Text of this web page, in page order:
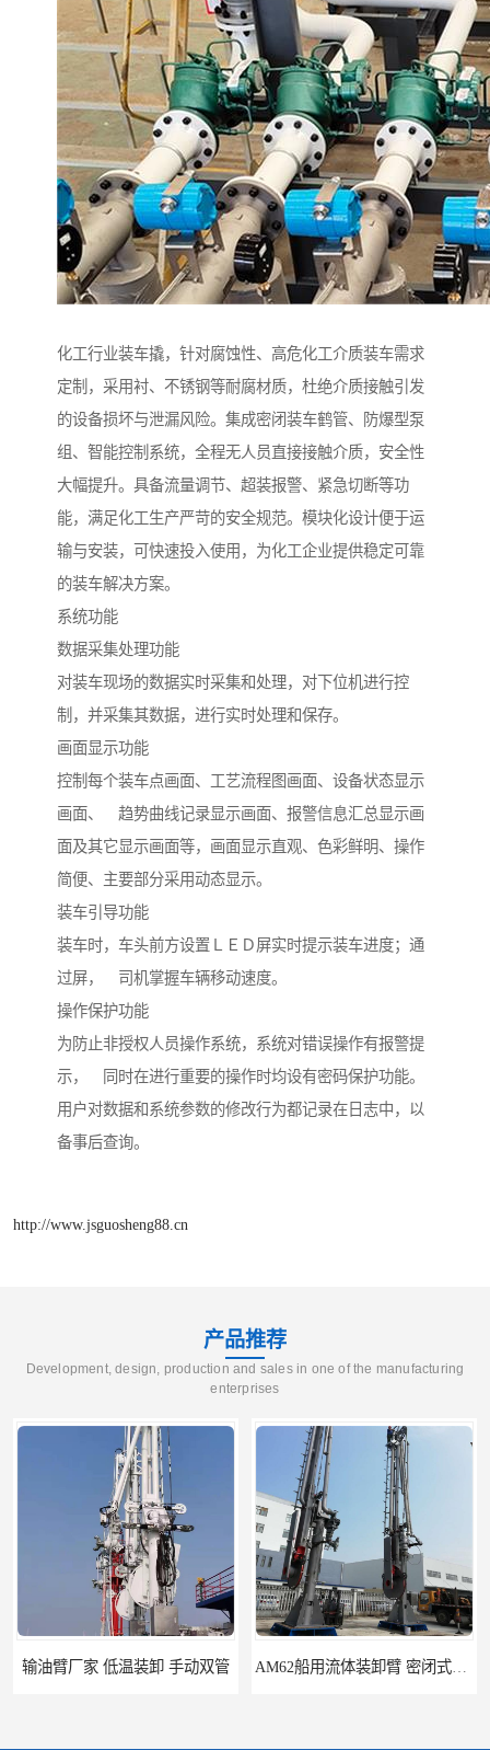
化工行业装车撬，针对腐蚀性、高危化工介质装车需求
定制，采用衬、不锈钢等耐腐材质，杜绝介质接触引发
的设备损坏与泄漏风险。集成密闭装车鹤管、防爆型泵
组、智能控制系统，全程无人员直接接触介质，安全性
大幅提升。具备流量调节、超装报警、紧急切断等功
能，满足化工生产严苛的安全规范。模块化设计便于运
输与安装，可快速投入使用，为化工企业提供稳定可靠
的装车解决方案。
系统功能
数据采集处理功能
对装车现场的数据实时采集和处理，对下位机进行控
制，并采集其数据，进行实时处理和保存。
画面显示功能
控制每个装车点画面、工艺流程图画面、设备状态显示
画面、 趋势曲线记录显示画面、报警信息汇总显示画
面及其它显示画面等，画面显示直观、色彩鲜明、操作
简便、主要部分采用动态显示。
装车引导功能
装车时，车头前方设置ＬＥＤ屏实时提示装车进度；通
过屏， 司机掌握车辆移动速度。
操作保护功能
为防止非授权人员操作系统，系统对错误操作有报警提
示， 同时在进行重要的操作时均设有密码保护功能。
用户对数据和系统参数的修改行为都记录在日志中，以
备事后查询。
http://www.jsguosheng88.cn
产品推荐
Development, design, production and sales in one of the manufacturing
enterprises
AM62船用流体装卸臂 密闭式装卸臂 多种型号可供选择